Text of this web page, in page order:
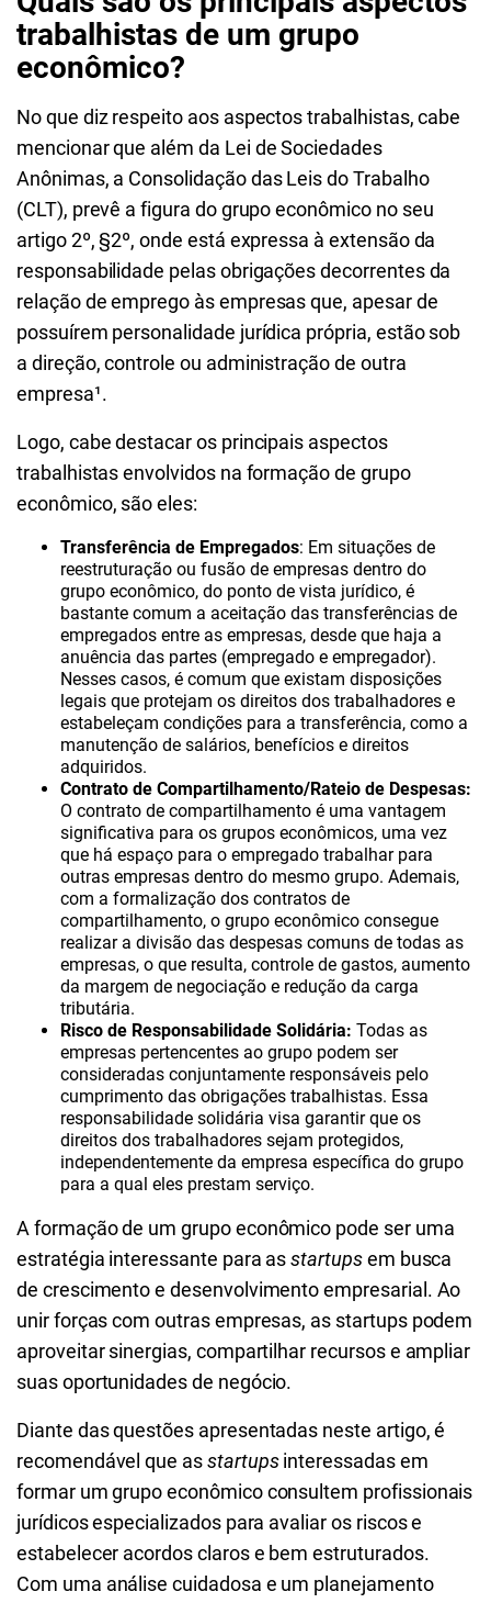
trabalhistas de um grupo
econômico?
No que diz respeito aos aspectos trabalhistas, cabe
mencionar que além da Lei de Sociedades
Anônimas, a Consolidação das Leis do Trabalho
(CLT), prevê a figura do grupo econômico no seu
artigo 2º, §2º, onde está expressa à extensão da
responsabilidade pelas obrigações decorrentes da
relação de emprego às empresas que, apesar de
possuírem personalidade jurídica própria, estão sob
a direção, controle ou administração de outra
empresa¹.
Logo, cabe destacar os principais aspectos
trabalhistas envolvidos na formação de grupo
econômico, são eles:
Transferência de Empregados: Em situações de
reestruturação ou fusão de empresas dentro do
grupo econômico, do ponto de vista jurídico, é
bastante comum a aceitação das transferências de
empregados entre as empresas, desde que haja a
anuência das partes (empregado e empregador).
Nesses casos, é comum que existam disposições
legais que protejam os direitos dos trabalhadores e
estabeleçam condições para a transferência, como a
manutenção de salários, benefícios e direitos
adquiridos.
Contrato de Compartilhamento/Rateio de Despesas:
O contrato de compartilhamento é uma vantagem
significativa para os grupos econômicos, uma vez
que há espaço para o empregado trabalhar para
outras empresas dentro do mesmo grupo. Ademais,
com a formalização dos contratos de
compartilhamento, o grupo econômico consegue
realizar a divisão das despesas comuns de todas as
empresas, o que resulta, controle de gastos, aumento
da margem de negociação e redução da carga
tributária.
Risco de Responsabilidade Solidária: Todas as
empresas pertencentes ao grupo podem ser
consideradas conjuntamente responsáveis pelo
cumprimento das obrigações trabalhistas. Essa
responsabilidade solidária visa garantir que os
direitos dos trabalhadores sejam protegidos,
independentemente da empresa específica do grupo
para a qual eles prestam serviço.
A formação de um grupo econômico pode ser uma
estratégia interessante para asstartupsem busca
de crescimento e desenvolvimento empresarial. Ao
unir forças com outras empresas, as startups podem
aproveitar sinergias, compartilhar recursos e ampliar
suas oportunidades de negócio.
Diante das questões apresentadas neste artigo, é
recomendável que asstartupsinteressadas em
formar um grupo econômico consultem profissionais
jurídicos especializados para avaliar os riscos e
estabelecer acordos claros e bem estruturados.
Com uma análise cuidadosa e um planejamento